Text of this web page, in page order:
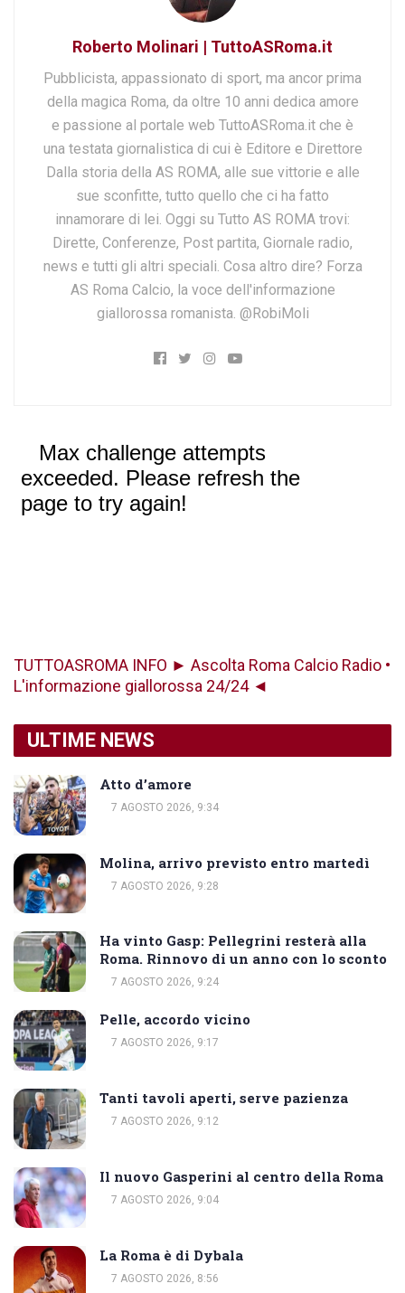
Roberto Molinari | TuttoASRoma.it
Pubblicista, appassionato di sport, ma ancor prima
della magica Roma, da oltre 10 anni dedica amore
e passione al portale web TuttoASRoma.it che è
una testata giornalistica di cui è Editore e Direttore
Dalla storia della AS ROMA, alle sue vittorie e alle
sue sconfitte, tutto quello che ci ha fatto
innamorare di lei. Oggi su Tutto AS ROMA trovi:
Dirette, Conferenze, Post partita, Giornale radio,
news e tutti gli altri speciali. Cosa altro dire? Forza
AS Roma Calcio, la voce dell'informazione
giallorossa romanista. @RobiMoli
TUTTOASROMA INFO ► Ascolta Roma Calcio Radio •
L'informazione giallorossa 24/24 ◄
ULTIME NEWS
Atto d’amore
7 AGOSTO 2026, 9:34
Molina, arrivo previsto entro martedì
7 AGOSTO 2026, 9:28
Ha vinto Gasp: Pellegrini resterà alla
Roma. Rinnovo di un anno con lo sconto
7 AGOSTO 2026, 9:24
Pelle, accordo vicino
7 AGOSTO 2026, 9:17
Tanti tavoli aperti, serve pazienza
7 AGOSTO 2026, 9:12
Il nuovo Gasperini al centro della Roma
7 AGOSTO 2026, 9:04
La Roma è di Dybala
7 AGOSTO 2026, 8:56